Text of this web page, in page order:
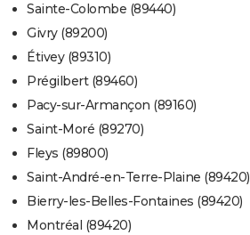
Sainte-Colombe (89440)
Givry (89200)
Étivey (89310)
Prégilbert (89460)
Pacy-sur-Armançon (89160)
Saint-Moré (89270)
Fleys (89800)
Saint-André-en-Terre-Plaine (89420)
Bierry-les-Belles-Fontaines (89420)
Montréal (89420)